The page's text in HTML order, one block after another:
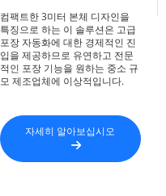
컴팩트한 3미터 본체 디자인을
특징으로 하는 이 솔루션은 고급
포장 자동화에 대한 경제적인 진
입을 제공하므로 유연하고 전문
적인 포장 기능을 원하는 중소 규
모 제조업체에 이상적입니다.
자세히 알아보십시오